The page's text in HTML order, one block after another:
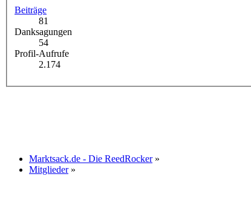
Beiträge
81
Danksagungen
54
Profil-Aufrufe
2.174
Marktsack.de - Die ReedRocker »
Mitglieder »